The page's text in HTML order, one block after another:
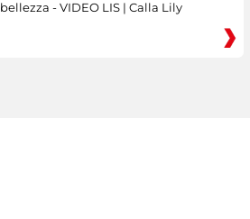
bellezza - VIDEO LIS | Calla Lily